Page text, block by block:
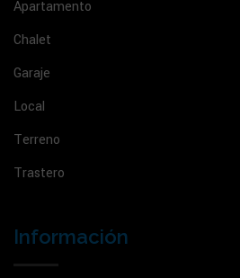
Apartamento
Chalet
Garaje
Local
Terreno
Trastero
Información